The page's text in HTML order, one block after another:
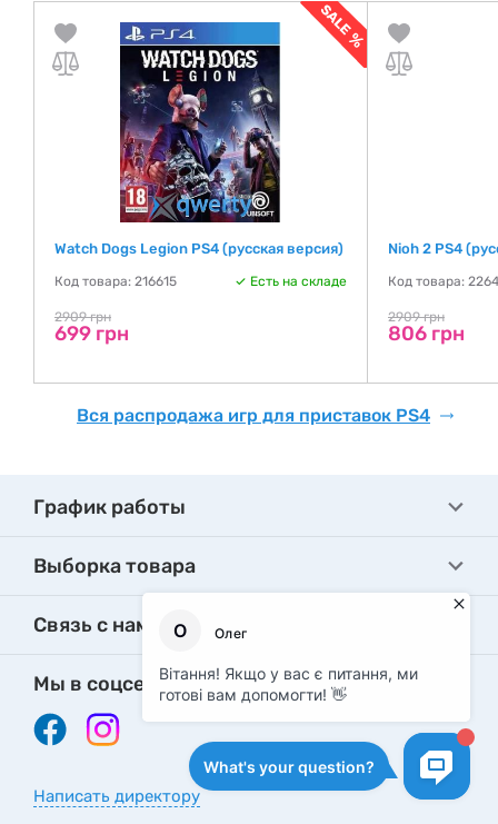
Watch Dogs Legion PS4 (русская версия)
Код товара: 216615 Есть на складе
2909 грн
699 грн
Nioh 2 PS4
Код товара:
2909 грн
806 грн
Вся распродажа игр для приставок PS4
График работы
Выборка товара
Связь с нами
Мы в соцсетях
Написать директору